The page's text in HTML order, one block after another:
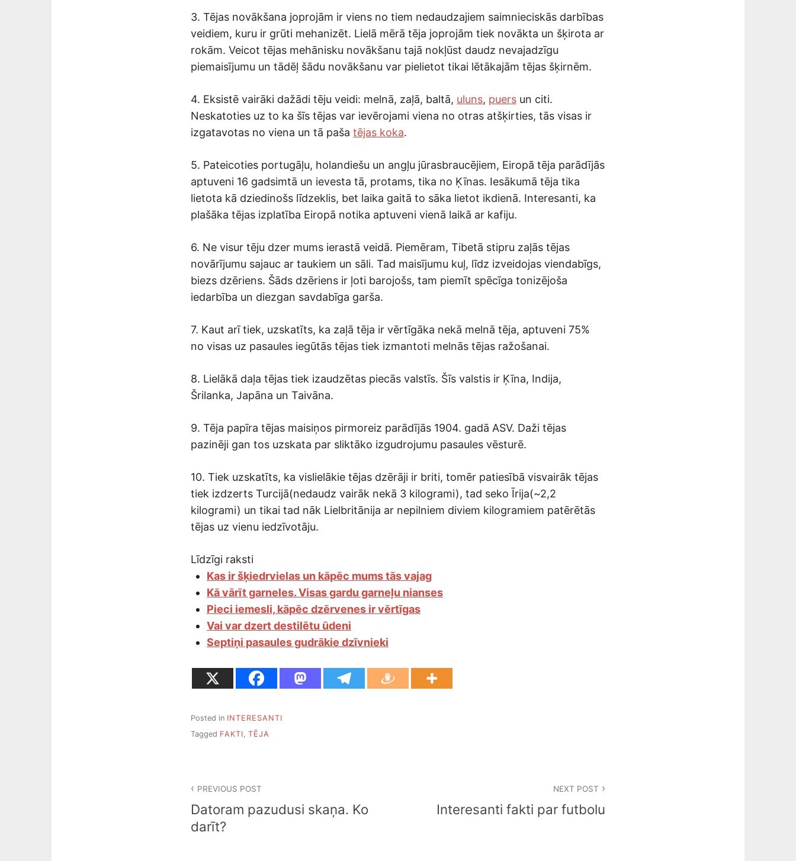
3. Tējas novākšana joprojām ir viens no tiem nedaudzajiem saimnieciskās darbības
veidiem, kuru ir grūti mehanizēt. Lielā mērā tēja joprojām tiek novākta un šķirota ar
rokām. Veicot tējas mehānisku novākšanu tajā nokļūst daudz nevajadzīgu
piemaisījumu un tādēļ šādu novākšanu var pielietot tikai lētākajām tējas šķirnēm.
4. Eksistē vairāki dažādi tēju veidi: melnā, zaļā, baltā, uluns, puers un citi.
Neskatoties uz to ka šīs tējas var ievērojami viena no otras atšķirties, tās visas ir
izgatavotas no viena un tā paša tējas koka.
5. Pateicoties portugāļu, holandiešu un angļu jūrasbraucējiem, Eiropā tēja parādījās
aptuveni 16 gadsimtā un ievesta tā, protams, tika no Ķīnas. Iesākumā tēja tika
lietota kā dziedinošs līdzeklis, bet laika gaitā to sāka lietot ikdienā. Interesanti, ka
plašāka tējas izplatība Eiropā notika aptuveni vienā laikā ar kafiju.
6. Ne visur tēju dzer mums ierastā veidā. Piemēram, Tibetā stipru zaļās tējas
novārījumu sajauc ar taukiem un sāli. Tad maisījumu kuļ, līdz izveidojas viendabīgs,
biezs dzēriens. Šāds dzēriens ir ļoti barojošs, tam piemīt spēcīga tonizējoša
iedarbība un diezgan savdabīga garša.
7. Kaut arī tiek, uzskatīts, ka zaļā tēja ir vērtīgāka nekā melnā tēja, aptuveni 75%
no visas uz pasaules iegūtās tējas tiek izmantoti melnās tējas ražošanai.
8. Lielākā daļa tējas tiek izaudzētas piecās valstīs. Šīs valstis ir Ķīna, Indija,
Šrilanka, Japāna un Taivāna.
9. Tēja papīra tējas maisiņos pirmoreiz parādījās 1904. gadā ASV. Daži tējas
pazinēji gan tos uzskata par sliktāko izgudrojumu pasaules vēsturē.
10. Tiek uzskatīts, ka vislielākie tējas dzērāji ir briti, tomēr patiesībā visvairāk tējas
tiek izdzerts Turcijā(nedaudz vairāk nekā 3 kilogrami), tad seko Īrija(~2,2
kilogrami) un tikai tad nāk Lielbritānija ar nepilniem diviem kilogramiem patērētās
tējas uz vienu iedzīvotāju.
Līdzīgi raksti
Kas ir šķiedrvielas un kāpēc mums tās vajag
Kā vārīt garneles. Visas gardu garneļu nianses
Pieci iemesli, kāpēc dzērvenes ir vērtīgas
Vai var dzert destilētu ūdeni
Septiņi pasaules gudrākie dzīvnieki
Posted in INTERESANTI
Tagged FAKTI TĒJA
izvēlne
PREVIOUS POST
Datoram pazudusi skaņa. Ko
darīt?
NEXT POST
Interesanti fakti par futbolu